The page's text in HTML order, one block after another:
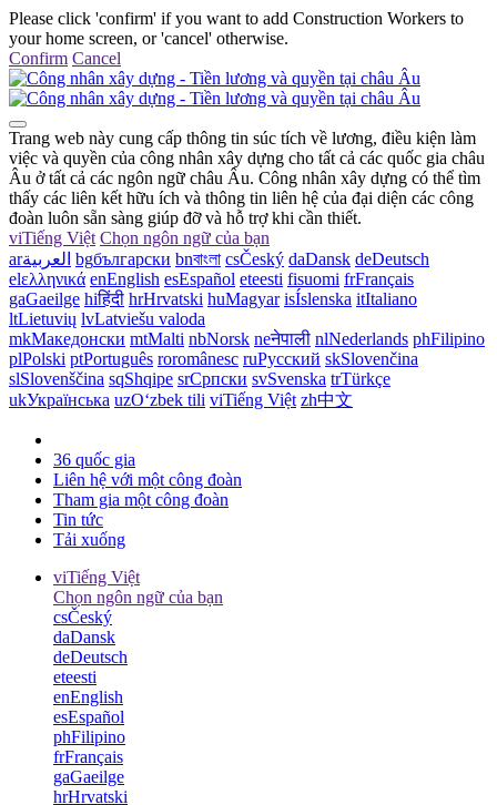
Please click 'confirm' if you want to add Construction Workers to
your home screen, or 'cancel' otherwise.
Confirm Cancel
Trang web này cung cấp thông tin súc tích về lương, điều kiện làm
việc và quyền của công nhân xây dựng cho tất cả các quốc gia châu
Âu ở tất cả các ngôn ngữ châu Âu. Công nhân xây dựng có thể tìm
thấy các liên kết hữu ích và thông tin liên hệ của đại diện các công
đoàn luôn sẵn sàng giúp đỡ và hỗ trợ khi cần thiết.
viTiếng Việt Chọn ngôn ngữ của bạn
arالعربية bgбългарски bnবাংলা csČeský daDansk deDeutsch
elελληνικά enEnglish esEspañol eteesti fisuomi frFrançais
gaGaeilge hiहिंदी hrHrvatski huMagyar isÍslenska itItaliano
ltLietuvių lvLatviešu valoda
mkМакедонски mtMalti nbNorsk neनेपाली nlNederlands phFilipino
plPolski ptPortuguês roromânesc ruРусский skSlovenčina
slSlovenščina sqShqipe srСрпски svSvenska trTürkçe
ukУкраїнська uzOʻzbek tili viTiếng Việt zh中文
36 quốc gia
Liên hệ với một công đoàn
Tham gia một công đoàn
Tin tức
Tải xuống
viTiếng Việt
Chọn ngôn ngữ của bạn
csČeský
daDansk
deDeutsch
eteesti
enEnglish
esEspañol
phFilipino
frFrançais
gaGaeilge
hrHrvatski